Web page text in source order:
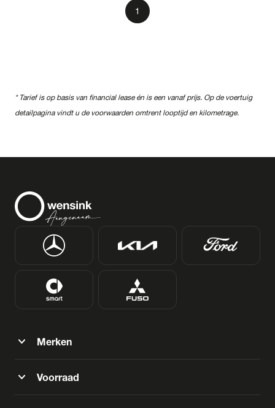
1
* Tarief is op basis van financial lease én is een vanaf prijs. Op de voertuig
detailpagina vindt u de voorwaarden omtrent looptijd en kilometrage.
expand_more Merken
expand_more Voorraad